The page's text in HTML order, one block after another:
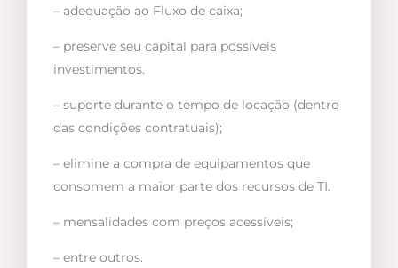
– adequação ao Fluxo de caixa;
– preserve seu capital para possíveis
investimentos.
– suporte durante o tempo de locação (dentro
das condições contratuais);
– elimine a compra de equipamentos que
consomem a maior parte dos recursos de TI.
– mensalidades com preços acessíveis;
– entre outros.